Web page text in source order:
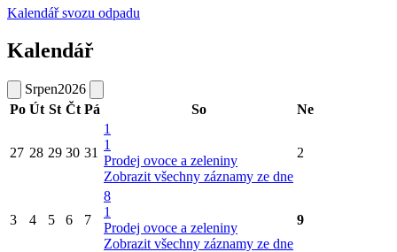
Kalendář svozu odpadu
Kalendář
Srpen2026
Po Út St Čt Pá So Ne
27 28 29 30 31
1
1
Prodej ovoce a zeleniny
Zobrazit všechny záznamy ze dne
2
3 4 5 6 7
8
1
Prodej ovoce a zeleniny
Zobrazit všechny záznamy ze dne
9